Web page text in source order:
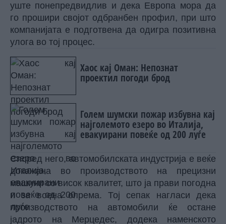
уште понепредвидлив и дека Европа мора да
го прошири својот одбранбен профил, при што
компанијата е подготвена да одигра позитивна
улога во тој процес.
Хаос кај Оман: Непознат
проектил погоди брод
Голем шумски пожар избувна кај
најголемото езеро во Италија,
евакуирани повеќе од 200 луѓе
Според него, автомобилската индустрија е веќе
докажана во производството на прецизни
машини со висок квалитет, што ја прави погодна
и за воена опрема. Тој сепак нагласи дека
производството на автомобили ќе остане
јадрото на Мерцедес, додека наменското